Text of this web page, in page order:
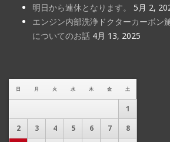
明日から連休となります。
5月 2,
エンジン内部洗浄ドクターカーボン
についてのお話 4月 13, 2025
日 月 火 水 木 金 土
1
2
3 4 5 6 7
8